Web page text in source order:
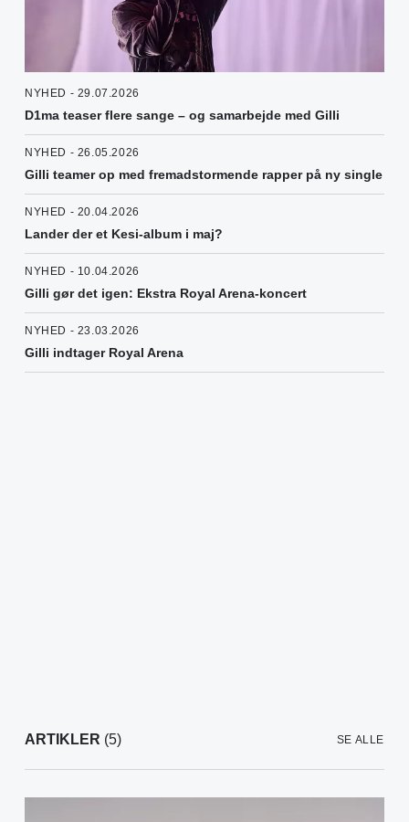
NYHED - 29.07.2026
D1ma teaser flere sange – og samarbejde med Gilli
NYHED - 26.05.2026
Gilli teamer op med fremadstormende rapper på ny single
NYHED - 20.04.2026
Lander der et Kesi-album i maj?
NYHED - 10.04.2026
Gilli gør det igen: Ekstra Royal Arena-koncert
NYHED - 23.03.2026
Gilli indtager Royal Arena
ARTIKLER (5) SE ALLE